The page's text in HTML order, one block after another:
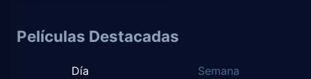
Películas Destacadas
Día Semana